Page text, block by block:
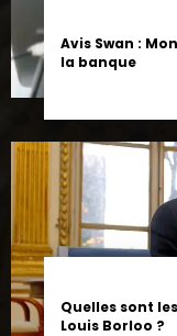
Avis Swan :
la banque
Quelles sont
Louis Borloo ?